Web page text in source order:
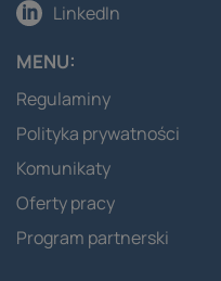
MENU:
Regulaminy
Polityka prywatności
Komunikaty
Oferty pracy
Program partnerski
LinkedIn